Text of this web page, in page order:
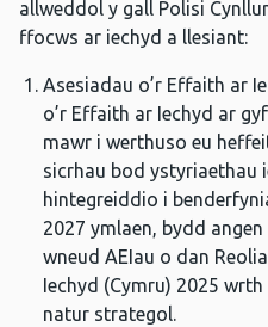
allweddol y gall Polisi
ffocws ar iechyd a llesiant:
Asesiadau o’r Effaith ar
o’r Effaith ar Iechyd ar
mawr i werthuso eu
sicrhau bod ystyriaethau
hintegreiddio i
2027 ymlaen, bydd
wneud AEIau o dan
Iechyd (Cymru) 2025
natur strategol.